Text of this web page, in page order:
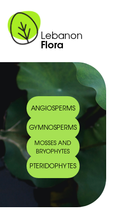
Lebanon
Flora
ANGIOSPERMS
GYMNOSPERMS
MOSSES AND
BRYOPHYTES
PTERIDOPHYTES